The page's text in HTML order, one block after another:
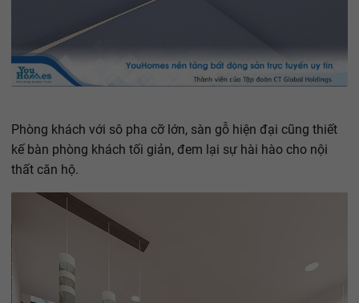
Phòng khách với sô pha cỡ lớn, sàn gỗ hiện đại cũng thiết
kế bàn phòng khách tối giản, đem lại sự hài hào cho nội
thất căn hộ.